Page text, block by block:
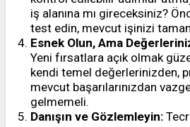
iş alanına mı gireceksiniz?
test edin, mevcut işinizi
Esnek Olun, Ama
Yeni fırsatlara açık olmak
kendi temel değerlerinizden,
mevcut başarılarınızdan
gelmemeli.
Danışın ve Gözlemleyin: